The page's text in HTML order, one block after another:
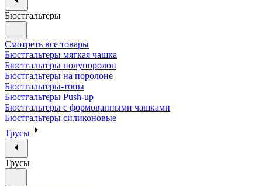
Бюстгальтеры
Смотреть все товары
Бюстгальтеры мягкая чашка
Бюстгальтеры полупоролон
Бюстгальтеры на поролоне
Бюстгальтеры-топы
Бюстгальтеры Push-up
Бюстгальтеры с формованными чашками
Бюстгальтеры силиконовые
Трусы
Трусы